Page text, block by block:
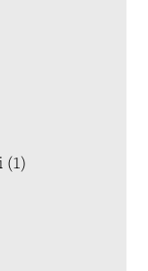
(1)